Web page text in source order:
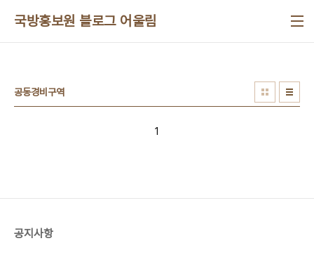
국방홍보원 블로그 어울림
공동경비구역
1
공지사항